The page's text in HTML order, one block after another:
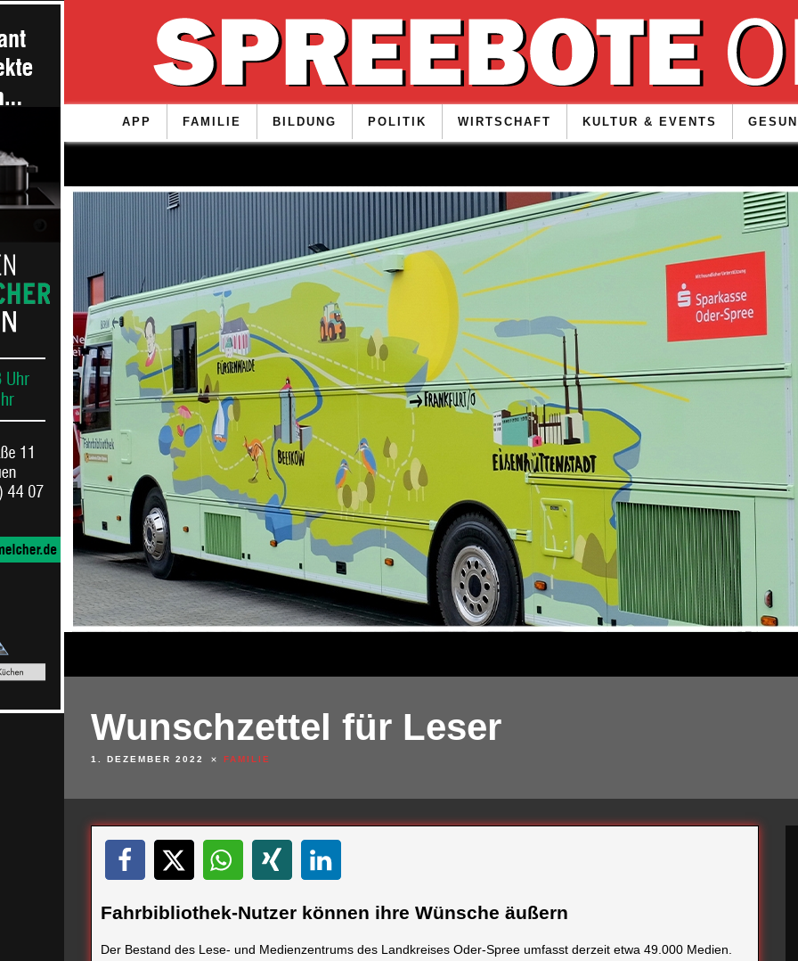
APP FAMILIE BILDUNG POLITIK WIRTSCHAFT KULTUR & EVENTS
Wunschzettel für Leser
1. DEZEMBER 2022 FAMILIE
Fahrbibliothek-Nutzer können ihre Wünsche äußern
Der Bestand des Lese- und Medienzentrums des Landkreises Oder-Spree umfasst derzeit etwa 49.000 Medien.